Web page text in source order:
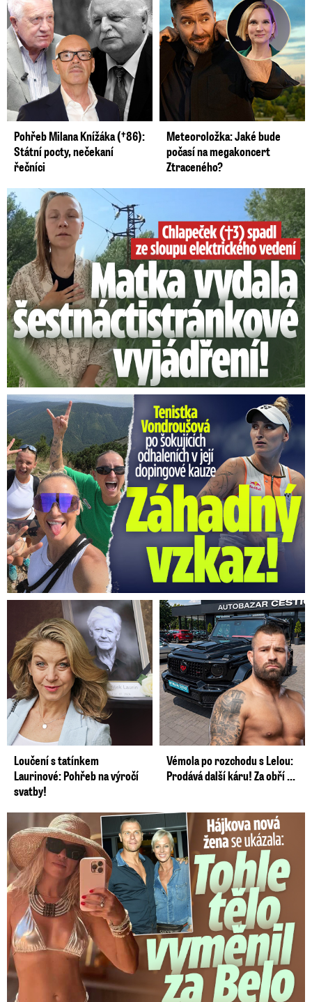
Pohřeb Milana Knížáka (†86):
Státní pocty, nečekaní
řečníci
Meteoroložka: Jaké bude
počasí na megakoncert
Ztraceného?
Smrtelný pád chlapce: Matka vydala vyjádření na 16 stran
Vondroušová po šokujících odhaleních v kauze: Záhadný vzkaz!
Loučení s tatínkem
Laurinové: Pohřeb na výročí
svatby!
Vémola po rozchodu s Lelou:
Prodává další káru! Za obří ...
Tohle tělo nahradilo Belo: Nová partnerka se ukázala...